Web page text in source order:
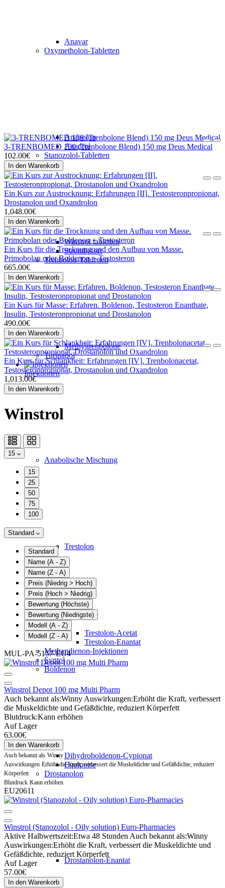
Anavar
Oxymetholon-Tabletten
Anapolon
Anadrol
Stanozolol-Tabletten
Winstrol tabletten
Strombafort
Trenbolon-Tabletten
Methyltrenbolone
Turinabol
Injektionen
Anabolische Mischung
Trestolon
Trestolon-Acetat
Trestolon-Enantat
Methandienon-Injektionen
Syntol
Boldenon
Dihydroboldenon-Cypionat
Equipoise
Drostanolon
Drostanolon-Enantat
3-TRENBOMED 150 (Trenbolone Blend) 150 mg Deus Medical
102.00€
In den Warenkorb
Ein Kurs zur Austrocknung: Erfahrungen [II]. Testosteronpropionat,
Drostanolon und Oxandrolon
1,048.00€
In den Warenkorb
Ein Kurs für die Trocknung und den Aufbau von Masse.
Primobolan oder Boldenon + Testosteron
665.00€
In den Warenkorb
Ein Kurs für Masse: Erfahren. Boldenon, Testosteron Enanthate,
Insulin, Testosteronpropionat und Drostanolon
490.00€
In den Warenkorb
Ein Kurs für Schlankheit: Erfahrungen [IV]. Trenbolonacetat,
Testosteronpropionat, Drostanolon und Oxandrolon
1,013.00€
In den Warenkorb
Winstrol
15
15
25
50
75
100
Standard
Standard
Name (A - Z)
Name (Z - A)
Preis (Niedrig > Hoch)
Preis (Hoch > Niedrig)
Bewertung (Höchste)
Bewertung (Niedrigste)
Modell (A - Z)
Modell (Z - A)
MUL-PA-5157-EU4
Winstrol Depot 100 mg Multi Pharm
Auch bekannt als:Winny Auswirkungen:Erhöht die Kraft, verbessert
die Muskeldichte und Gefäßdichte, reduziert Körperfett
Blutdruck:Kann erhöhen
Auf Lager
63.00€
In den Warenkorb
Auch bekannt als Winny
Auswirkungen Erhöht die Kraft, verbessert die Muskeldichte und Gefäßdichte, reduziert
Körperfett
Blutdruck Kann erhöhen
EU20611
Winstrol (Stanozolol - Oily solution) Euro-Pharmacies
Aktive Halbwertszeit:Etwa 48 Stunden Auch bekannt als:Winny
Auswirkungen:Erhöht die Kraft, verbessert die Muskeldichte und
Gefäßdichte, reduziert Körperfett
Auf Lager
57.00€
In den Warenkorb